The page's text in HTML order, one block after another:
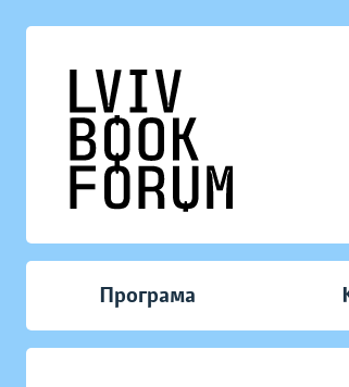
Програма